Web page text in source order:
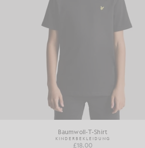
Baumwoll-T-Shirt
KINDERBEKLEIDUNG
£18.00